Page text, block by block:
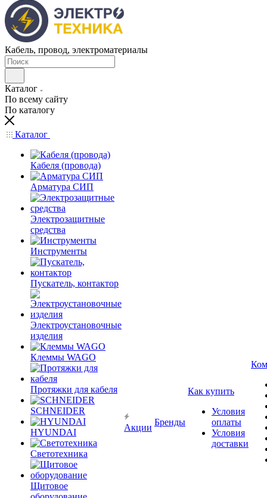
Кабель, провод, электроматериалы
Каталог
По всему сайту
По каталогу
Каталог
Кабеля (провода)
Арматура СИП
Электрозащитные
средства
Инструменты
Пускатель, контактор
Электроустановочные
изделия
Клеммы WAGO
Протяжки для кабеля
SCHNEIDER
HYUNDAI
Светотехника
Щитовое
Акции
Бренды
Как купить
Условия
оплаты
Условия
доставки